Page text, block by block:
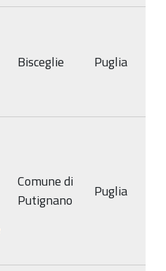
Bisceglie Puglia
Comune di
Putignano
Puglia